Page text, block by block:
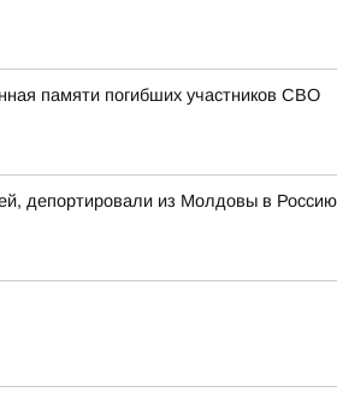
памяти погибших участников СВО
депортировали из Молдовы в